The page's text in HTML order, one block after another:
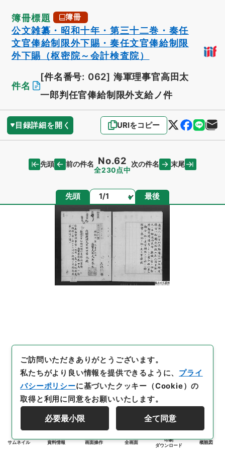
簿冊標題 簿冊
公文雑纂・昭和十年・第三十二巻・奏任
文官俸給制限外下賜・奏任文官俸給制限
外下賜（枢密院～会計検査院）
件名
[件名番号: 062] 海軍理事官高田太
一郎判任官俸給制限外支給ノ件
目録詳細を開く URIをコピー
先頭 前の件名 No.62
全230点中
次の件名 末尾
先頭 ページ 最後
サムネイル 資料情報 画面操作 全画面
印刷
ダウンロード
概観図
ご訪問いただきありがとうございます。
私たちがより良い情報を提供できるように、 プライ
バシーポリシーに基づいたクッキー（Cookie）の
取得と利用に同意をお願いいたします。
必要最小限 全て同意